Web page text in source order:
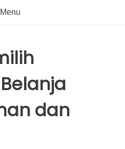
Menu
dan